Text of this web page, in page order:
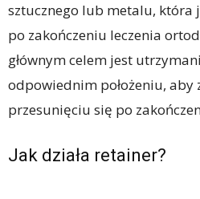
sztucznego lub metalu, która
po zakończeniu leczenia
głównym celem jest
odpowiednim położeniu, aby
przesunięciu się po
Jak działa retainer?